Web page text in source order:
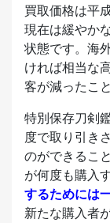
買取価格は平
現在は緩やか
状態です。海
ければ相当な
客が減ったこ
特別保存刀剣
度で取り引き
のができるこ
が何度も購入
するためには
新たな購入者